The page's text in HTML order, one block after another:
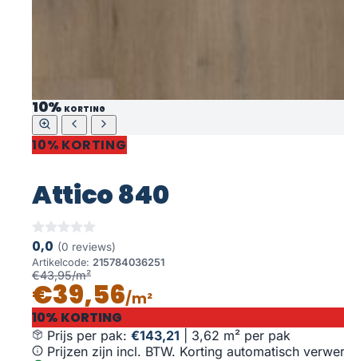
10% KORTING
10% KORTING
Attico 840
0,0 (0 reviews)
Artikelcode: 215784036251
€43,95/m²
€39,56/m²
10% KORTING
Prijs per pak: €143,21
3,62 m² per pak
Prijzen zijn incl. BTW. Korting automatisch